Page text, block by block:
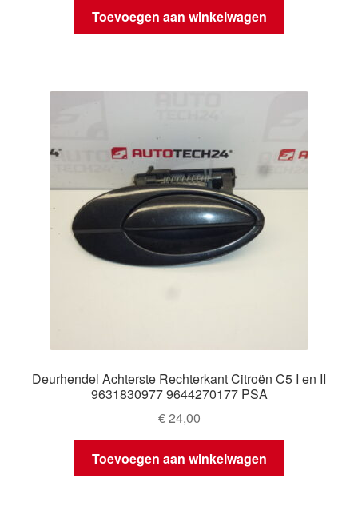
Toevoegen aan winkelwagen
Deurhendel Achterste Rechterkant Citroën C5 I en II
9631830977 9644270177 PSA
€24,00
Toevoegen aan winkelwagen